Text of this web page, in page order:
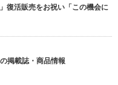
復活販売をお祝い「この機会に
掲載誌・商品情報